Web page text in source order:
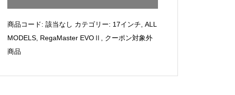
商品コード:該当なし カテゴリー: 17インチ ,ALL
MODELS RegaMaster EVOⅡ
クーポン対象外
商品